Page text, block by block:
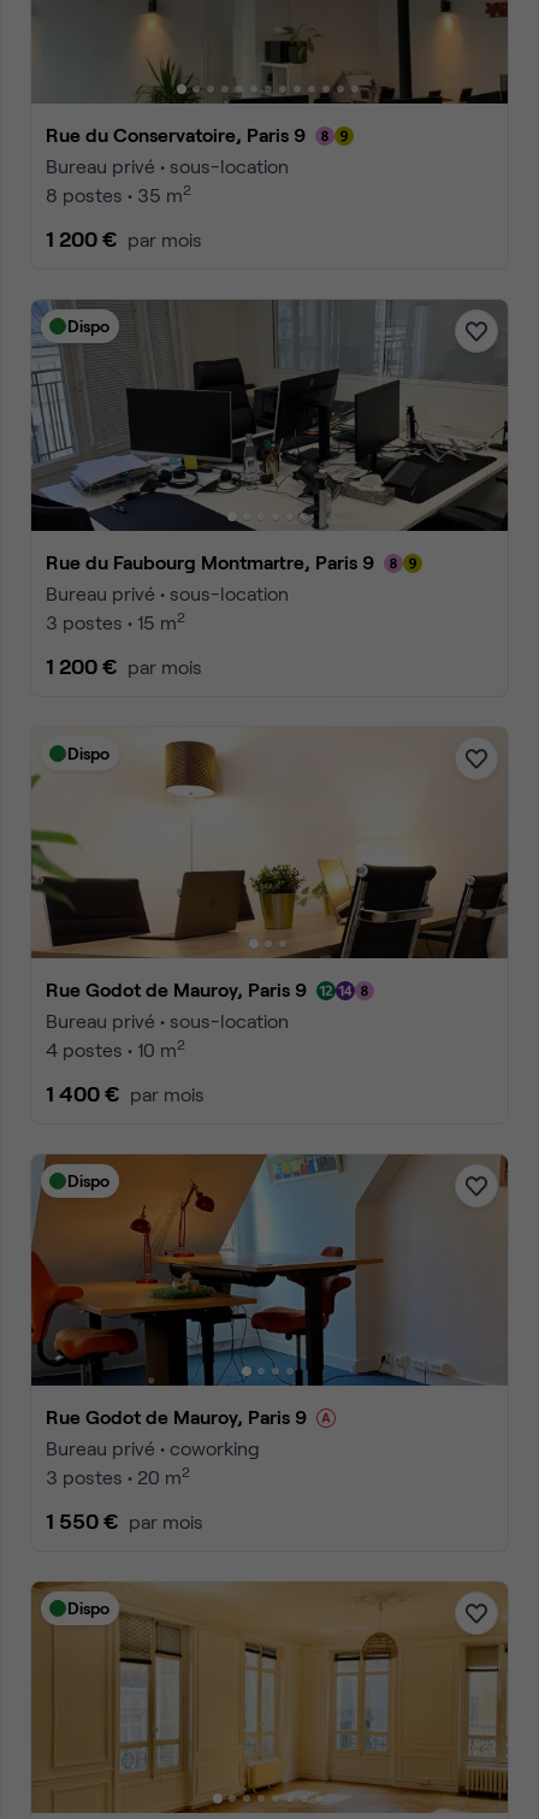
Rue du Conservatoire, Paris 9
Bureau privé • sous-location
8 postes • 35 m2
1 200 € par mois
Dispo
Rue du Faubourg Montmartre, Paris 9
Bureau privé • sous-location
3 postes • 15 m2
1 200 € par mois
Dispo
Rue Godot de Mauroy, Paris 9
Bureau privé • sous-location
4 postes • 10 m2
1 400 € par mois
Dispo
Rue Godot de Mauroy, Paris 9
Bureau privé • coworking
3 postes • 20 m2
1 550 € par mois
Dispo